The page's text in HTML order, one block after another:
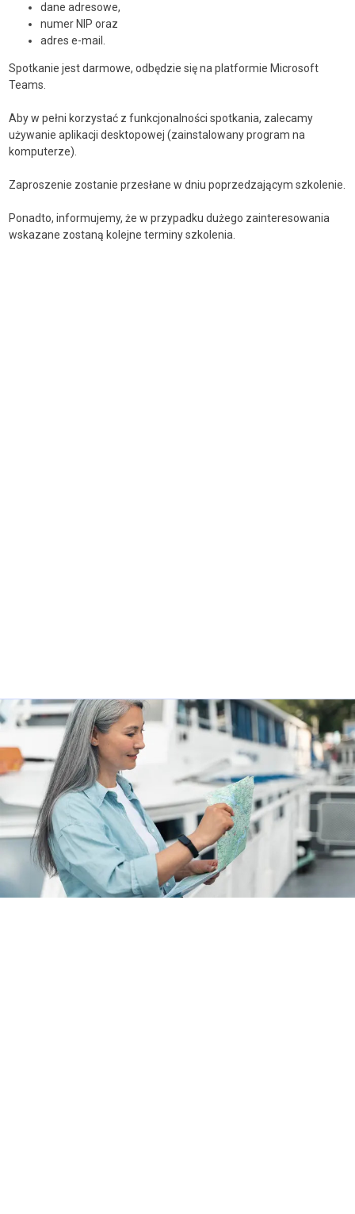
dane adresowe,
numer NIP oraz
adres e-mail.
Spotkanie jest darmowe, odbędzie się na platformie Microsoft
Teams.
Aby w pełni korzystać z funkcjonalności spotkania, zalecamy
używanie aplikacji desktopowej (zainstalowany program na
komputerze).
Zaproszenie zostanie przesłane w dniu poprzedzającym szkolenie.
Ponadto, informujemy, że w przypadku dużego zainteresowania
wskazane zostaną kolejne terminy szkolenia.